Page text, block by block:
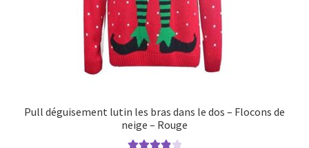
Pull déguisement lutin les bras dans le dos – Flocons de
neige – Rouge